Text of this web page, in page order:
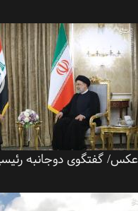
گفتگوی دوجانبه رئیسی